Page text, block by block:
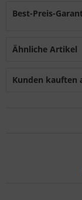
Best-Preis-
Ähnliche Artikel
Kunden kauften